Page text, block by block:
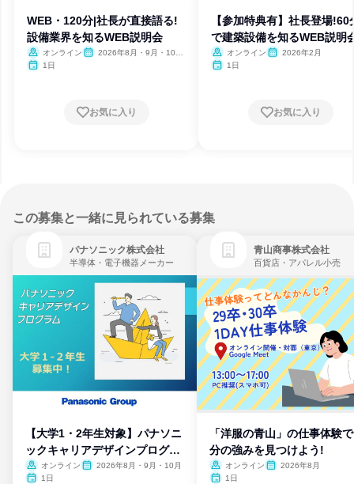
WEB・120分|社長が直接語る!
設備業界を知るWEB説明会
オンライン
2026年8月・9月・10
1日
お気に入り
【参加特典有】社長登場!60
で建築設備を知るWEB説明
オンライン
2026年2月
1日
お気に入り
この募集と一緒に見られている募集
パナソニック株式会社
半導体・電子機器メーカー
【大学1・2年生対象】パナソニ
ックキャリアデザインプログラ
ム
オンライン
2026年8月・9月・10月
1日
青山商事株式会社
百貨店・アパレル小売
「洋服の青山」の仕事体験
分の強みを見つけよう!
オンライン
2026年8月
1日